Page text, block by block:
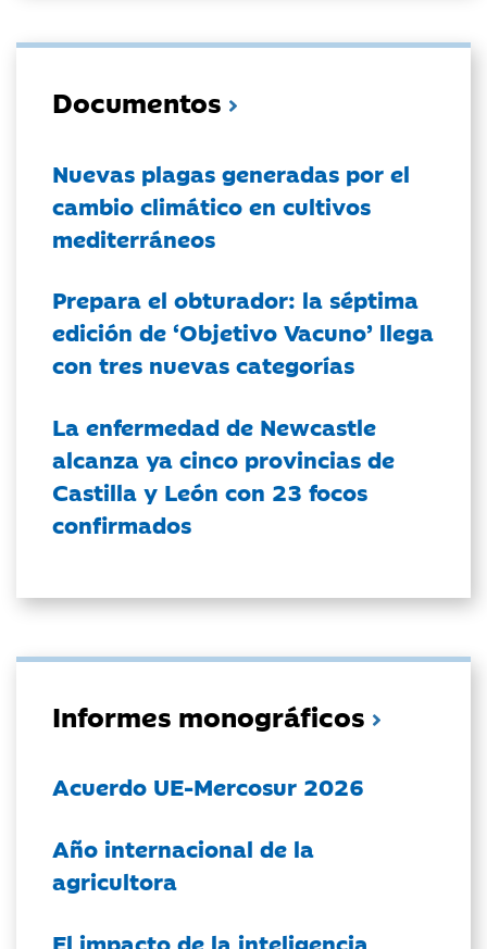
Documentos
Nuevas plagas generadas por el
cambio climático en cultivos
mediterráneos
Prepara el obturador: la séptima
edición de ‘Objetivo Vacuno’ llega
con tres nuevas categorías
La enfermedad de Newcastle
alcanza ya cinco provincias de
Castilla y León con 23 focos
confirmados
Informes monográficos
Acuerdo UE-Mercosur 2026
Año internacional de la
agricultora
El impacto de la inteligencia